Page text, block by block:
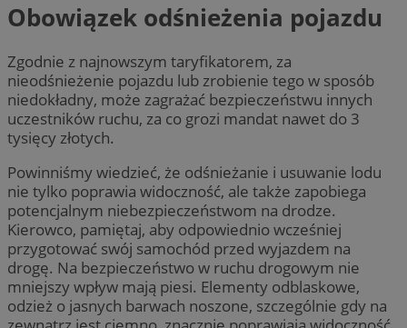
Obowiązek odśnieżenia pojazdu
Zgodnie z najnowszym taryfikatorem, za
nieodśnieżenie pojazdu lub zrobienie tego w sposób
niedokładny, może zagrażać bezpieczeństwu innych
uczestników ruchu, za co grozi mandat nawet do 3
tysięcy złotych.
Powinniśmy wiedzieć, że odśnieżanie i usuwanie lodu
nie tylko poprawia widoczność, ale także zapobiega
potencjalnym niebezpieczeństwom na drodze.
Kierowco, pamiętaj, aby odpowiednio wcześniej
przygotować swój samochód przed wyjazdem na
drogę. Na bezpieczeństwo w ruchu drogowym nie
mniejszy wpływ mają piesi. Elementy odblaskowe,
odzież o jasnych barwach noszone, szczególnie gdy na